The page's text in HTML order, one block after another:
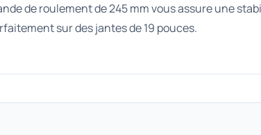
de roulement de 245 mm vous assure une
sur des jantes de 19 pouces.